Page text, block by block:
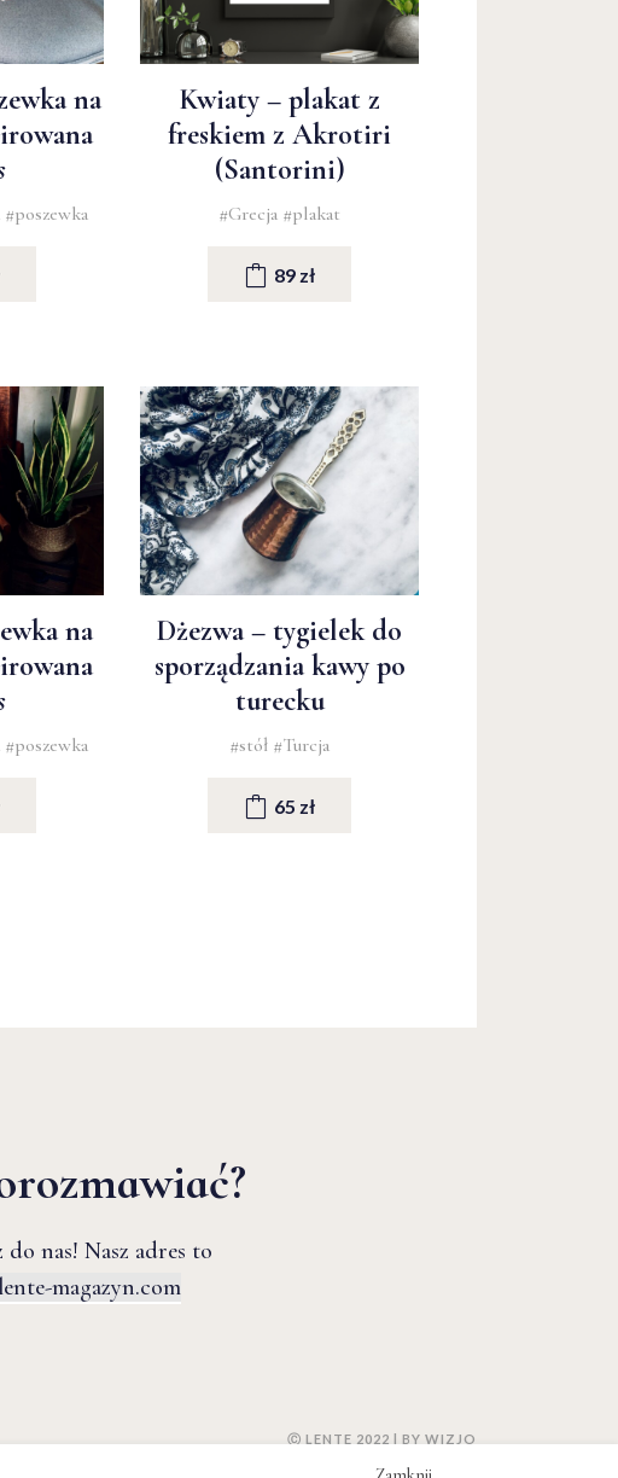
na
#poszewka
Kwiaty – plakat z
freskiem z Akrotiri
(Santorini)
#Grecja #plakat
89 zł
na
#poszewka
Dżezwa – tygielek do
sporządzania kawy po
turecku
#stół #Turcja
65 zł
do nas! Nasz adres to
magazyn.com
Ⓒ LENTE 2022 | BY WIZJO